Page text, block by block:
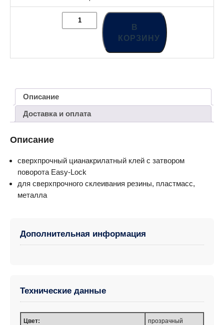
В
КОРЗИНУ
Описание
Доставка и оплата
Описание
сверхпрочный цианакрилатный клей с затвором
поворота Easy-Lock
для сверхпрочного склеивания резины, пластмасс,
металла
Дополнительная информация
Технические данные
Цвет: прозрачный